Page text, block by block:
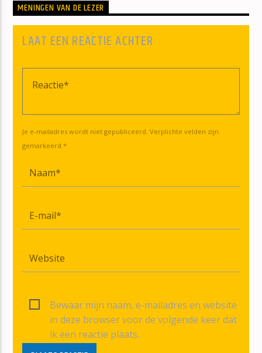
MENINGEN VAN DE LEZER
LAAT EEN REACTIE ACHTER
Je e-mailadres wordt niet gepubliceerd. Verplichte velden zijn
gemarkeerd *
Bewaar mijn naam, e-mailadres en website
in deze browser voor de volgende keer dat
ik een reactie plaats.